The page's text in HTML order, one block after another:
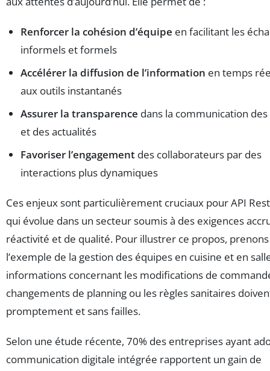
Renforcer la cohésion d’équipe en facilitant les
informels et formels
Accélérer la diffusion de l’information en temps
aux outils instantanés
Assurer la transparence dans la communication
et des actualités
Favoriser l’engagement des collaborateurs par des
interactions plus dynamiques
Ces enjeux sont particulièrement cruciaux pour API
qui évolue dans un secteur soumis à des exigences
réactivité et de qualité. Pour illustrer ce propos, prenons
l’exemple de la gestion des équipes en cuisine et en
informations concernant les modifications de
changements de planning ou les règles sanitaires
promptement et sans failles.
Selon une étude récente, 70% des entreprises ayant
communication digitale intégrée rapportent un gain de